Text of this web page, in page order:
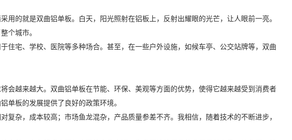
用的就是双曲铝单板。白天，阳光照射在铝板上，反射出耀眼的光芒，让人眼前一亮。
个城市。
住宅、学校、医院等多种场合。甚至，在一些户外设施，如候车亭、公交站牌等，双曲
会越来越大。双曲铝单板在节能、环保、美观等方面的优势，使得它越来越受到消费者
单板的发展提供了良好的政策环境。
复杂，成本较高；市场鱼龙混杂，产品质量参差不齐。我相信，随着技术的不断进步，